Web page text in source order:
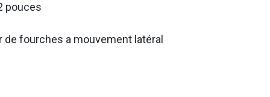
pouces
fourches a mouvement latéral